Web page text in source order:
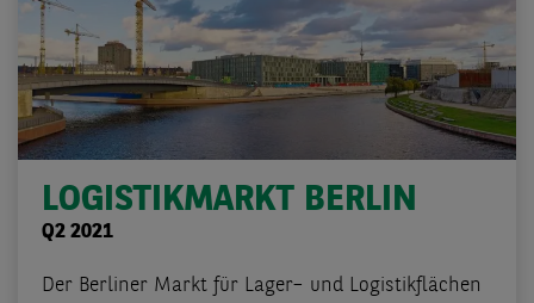
LOGISTIKMARKT BERLIN
Q2 2021
Der Berliner Markt für Lager– und Logistikflächen